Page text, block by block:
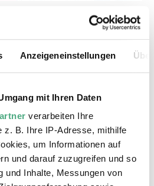
Anzeigeneinstellungen
mit Ihren Daten
verarbeiten Ihre
z. B. Ihre IP-Adresse, mithilfe
um Informationen auf
und darauf zuzugreifen und so
und Inhalte, Messungen von